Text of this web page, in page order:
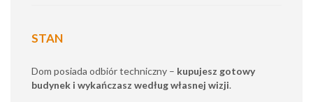
STAN
Dom posiada odbiór techniczny – kupujesz gotowy
budynek i wykańczasz według własnej wizji.